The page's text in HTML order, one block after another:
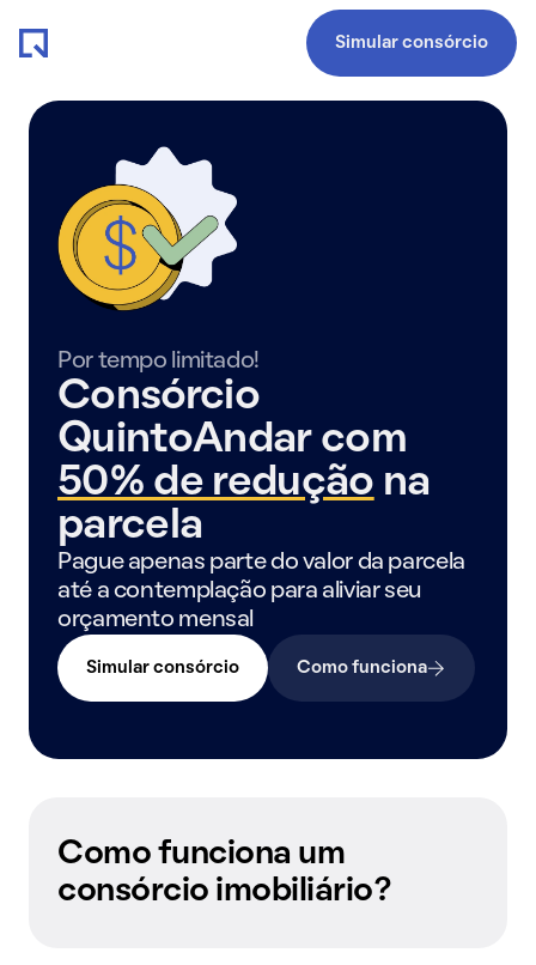
Simular consórcio
Por tempo limitado!
Consórcio
QuintoAndar com
50% de redução na
parcela
Pague apenas parte do valor da parcela
até a contemplação para aliviar seu
orçamento mensal
Simular consórcio Como funciona
Como funciona um
consórcio imobiliário?